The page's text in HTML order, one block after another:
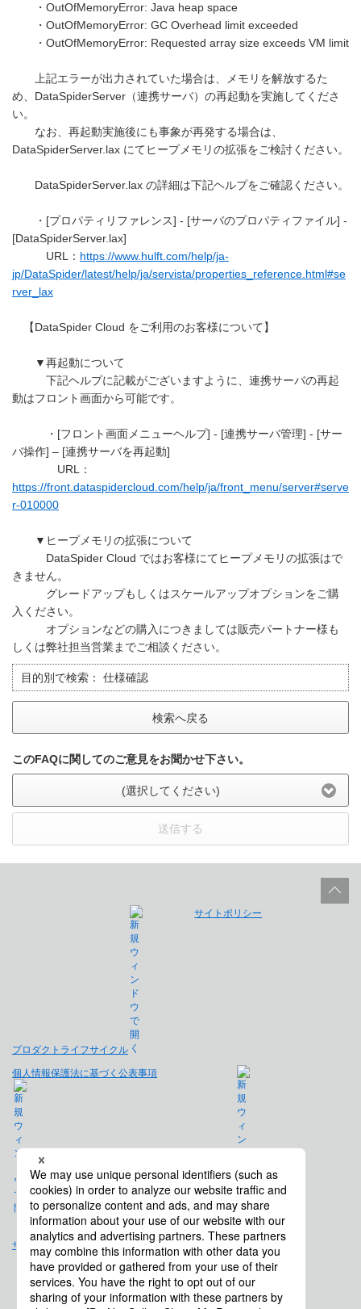
・OutOfMemoryError: Java heap space
・OutOfMemoryError: GC Overhead limit exceeded
・OutOfMemoryError: Requested array size exceeds VM limit
上記エラーが出力されていた場合は、メモリを解放するた
め、DataSpiderServer（連携サーバ）の再起動を実施してくださ
い。
なお、再起動実施後にも事象が再発する場合は、
DataSpiderServer.lax にてヒープメモリの拡張をご検討ください。
DataSpiderServer.lax の詳細は下記ヘルプをご確認ください。
・[プロパティリファレンス] - [サーバのプロパティファイル] -
[DataSpiderServer.lax]
URL： https://www.hulft.com/help/ja-
jp/DataSpider/latest/help/ja/servista/properties_reference.html#se
rver_lax
【DataSpider Cloud をご利用のお客様について】
▼再起動について
下記ヘルプに記載がございますように、連携サーバの再起
動はフロント画面から可能です。
・[フロント画面メニューヘルプ] - [連携サーバ管理] - [サー
バ操作] – [連携サーバを再起動]
URL：
https://front.dataspidercloud.com/help/ja/front_menu/server#serve
r-010000
▼ヒープメモリの拡張について
DataSpider Cloud ではお客様にてヒープメモリの拡張はで
きません。
グレードアップもしくはスケールアップオプションをご購
入ください。
オプションなどの購入につきましては販売パートナー様も
しくは弊社担当営業までご相談ください。
目的別で検索： 仕様確認
検索へ戻る
このFAQに関してのご意見をお聞かせ下さい。
(選択してください)
送信する
プロダクトライフサイクル
サイトポリシー
個人情報保護法に基づく公表事項
免責事項
サイトマップ